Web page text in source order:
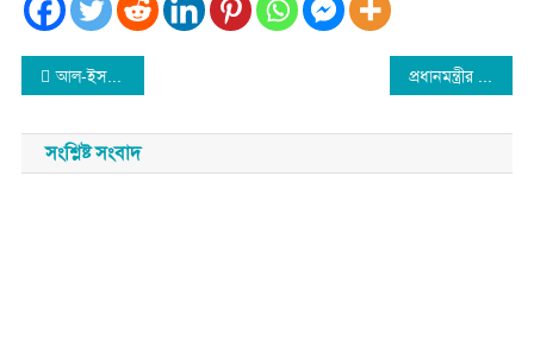
Post
navigation
আল-ইসলাহ নেতা ফয়জুল ইসলামের বড়ভাই রফিকুল ইসলামের ইন্তেকাল- শোক প্রকাশ প্রধানমন্ত্রীর ভেকসিন হিরো পূরস্কার স্বাস্থ্য ও পরিবার পরিকল্পনা বিভাগের সাফল্য
সংশ্লিষ্ট সংবাদ